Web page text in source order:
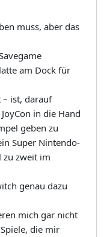
muss, aber das
am Dock für
– ist, darauf
in die Hand
geben zu
Super Nintendo-
zu zweit im
genau dazu
mich gar nicht
die mir